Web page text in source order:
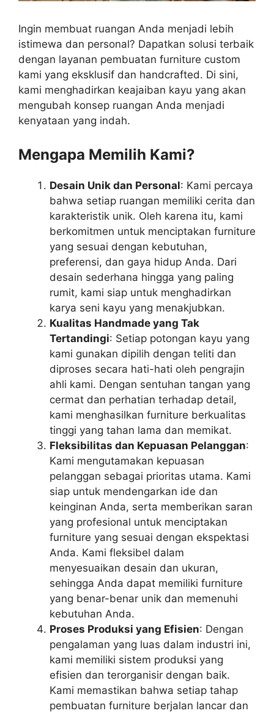
Ingin membuat ruangan Anda menjadi lebih
istimewa dan personal? Dapatkan solusi terbaik
dengan layanan pembuatan furniture custom
kami yang eksklusif dan handcrafted. Di sini,
kami menghadirkan keajaiban kayu yang akan
mengubah konsep ruangan Anda menjadi
kenyataan yang indah.
Mengapa Memilih Kami?
Desain Unik dan Personal: Kami percaya
bahwa setiap ruangan memiliki cerita dan
karakteristik unik. Oleh karena itu, kami
berkomitmen untuk menciptakan furniture
yang sesuai dengan kebutuhan,
preferensi, dan gaya hidup Anda. Dari
desain sederhana hingga yang paling
rumit, kami siap untuk menghadirkan
karya seni kayu yang menakjubkan.
Kualitas Handmade yang Tak
Tertandingi: Setiap potongan kayu yang
kami gunakan dipilih dengan teliti dan
diproses secara hati-hati oleh pengrajin
ahli kami. Dengan sentuhan tangan yang
cermat dan perhatian terhadap detail,
kami menghasilkan furniture berkualitas
tinggi yang tahan lama dan memikat.
Fleksibilitas dan Kepuasan Pelanggan:
Kami mengutamakan kepuasan
pelanggan sebagai prioritas utama. Kami
siap untuk mendengarkan ide dan
keinginan Anda, serta memberikan saran
yang profesional untuk menciptakan
furniture yang sesuai dengan ekspektasi
Anda. Kami fleksibel dalam
menyesuaikan desain dan ukuran,
sehingga Anda dapat memiliki furniture
yang benar-benar unik dan memenuhi
kebutuhan Anda.
Proses Produksi yang Efisien: Dengan
pengalaman yang luas dalam industri ini,
kami memiliki sistem produksi yang
efisien dan terorganisir dengan baik.
Kami memastikan bahwa setiap tahap
pembuatan furniture berjalan lancar dan